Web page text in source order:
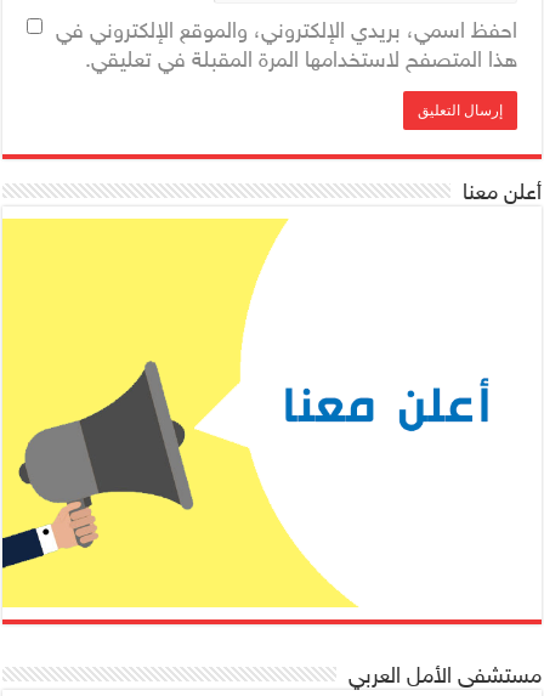
احفظ اسمي، بريدي الإلكتروني، والموقع الإلكتروني في
هذا المتصفح لاستخدامها المرة المقبلة في تعليقي.
أعلن معنا
مستشفى الأمل العربي